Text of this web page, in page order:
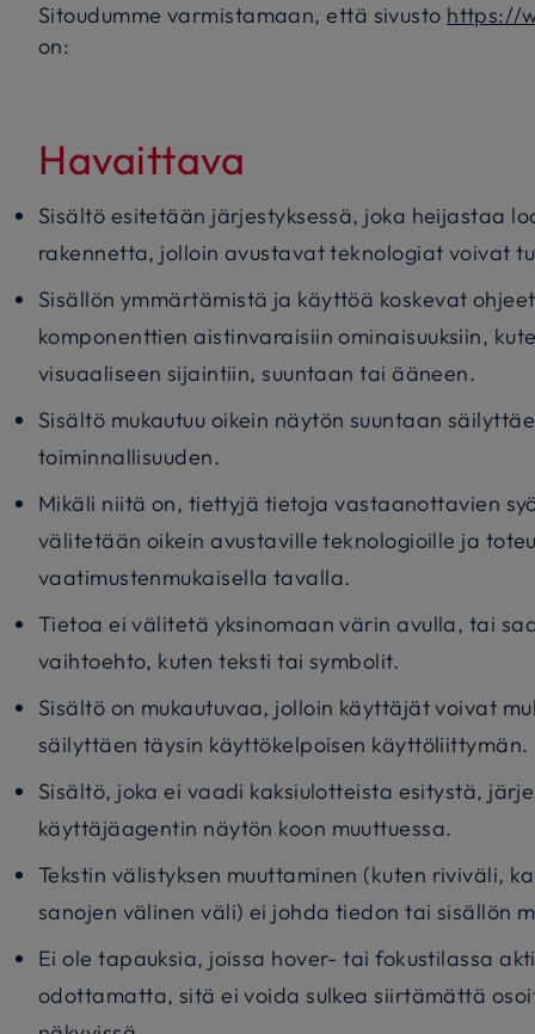
Sitoudumme varmistamaan, että sivusto https://
on:
Havaittava
Sisältö esitetään järjestyksessä, joka heijastaa
rakennetta, jolloin avustavat teknologiat voivat
Sisällön ymmärtämistä ja käyttöä koskevat
komponenttien aistinvaraisiin ominaisuuksiin,
visuaaliseen sijaintiin, suuntaan tai ääneen.
Sisältö mukautuu oikein näytön suuntaan
toiminnallisuuden.
Mikäli niitä on, tiettyjä tietoja vastaanottavien
välitetään oikein avustaville teknologioille ja
vaatimustenmukaisella tavalla.
Tietoa ei välitetä yksinomaan värin avulla, tai
vaihtoehto, kuten teksti tai symbolit.
Sisältö on mukautuvaa, jolloin käyttäjät voivat
säilyttäen täysin käyttökelpoisen käyttöliittymän.
Sisältö, joka ei vaadi kaksiulotteista esitystä,
käyttäjäagentin näytön koon muuttuessa.
Tekstin välistyksen muuttaminen (kuten riviväli,
sanojen välinen väli) ei johda tiedon tai sisällön
Ei ole tapauksia, joissa hover- tai fokustilassa
odottamatta, sitä ei voida sulkea siirtämättä